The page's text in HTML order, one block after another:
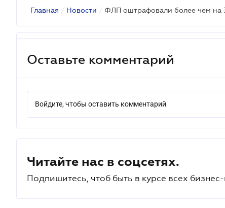
Главная / Новости /
Оставьте комментарий
Войдите, чтобы оставить комментарий
Читайте нас в соцсетях.
Подпишитесь, чтоб быть в курсе всех